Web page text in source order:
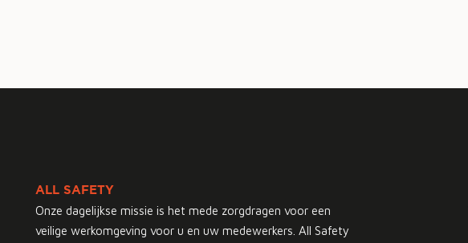
ALL SAFETY
Onze dagelijkse missie is het mede zorgdragen voor een
veilige werkomgeving voor u en uw medewerkers. All Safety